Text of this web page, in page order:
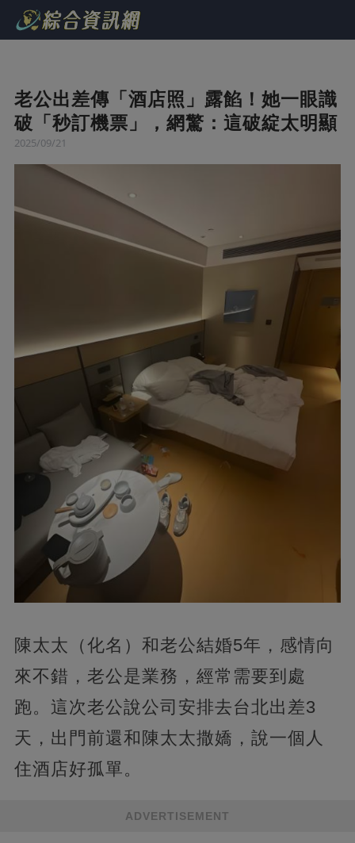
老公出差傳「酒店照」露餡！她一眼識
破「秒訂機票」，網驚：這破綻太明顯
2025/09/21
陳太太（化名）和老公結婚5年，感情向
來不錯，老公是業務，經常需要到處
跑。這次老公說公司安排去台北出差3
天，出門前還和陳太太撒嬌，說一個人
住酒店好孤單。
ADVERTISEMENT